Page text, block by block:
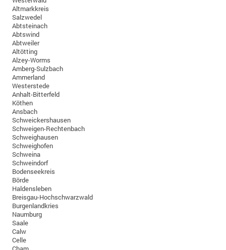
Altmarkkreis
Salzwedel
Abtsteinach
Abtswind
Abtweiler
Altötting
Alzey-Worms
Amberg-Sulzbach
Ammerland
Westerstede
Anhalt-Bitterfeld
Köthen
Ansbach
Schweickershausen
Schweigen-Rechtenbach
Schweighausen
Schweighofen
Schweina
Schweindorf
Bodenseekreis
Börde
Haldensleben
Breisgau-Hochschwarzwald
Burgenlandkries
Naumburg
Saale
Calw
Celle